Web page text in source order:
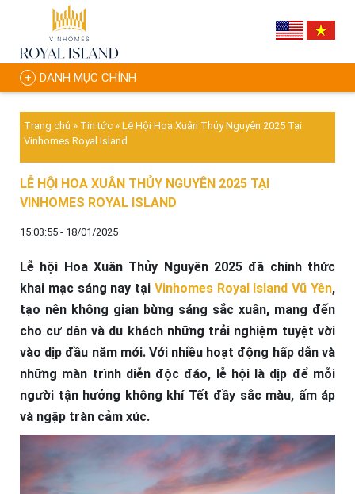
DANH MỤC CHÍNH
Trang chủ » Tin tức » Lễ Hội Hoa Xuân Thủy Nguyên 2025 Tại
Vinhomes Royal Island
LỄ HỘI HOA XUÂN THỦY NGUYÊN 2025 TẠI
VINHOMES ROYAL ISLAND
15:03:55 - 18/01/2025
Lễ hội Hoa Xuân Thủy Nguyên 2025 đã chính thức
khai mạc sáng nay tại Vinhomes Royal Island Vũ Yên,
tạo nên không gian bừng sáng sắc xuân, mang đến
cho cư dân và du khách những trải nghiệm tuyệt vời
vào dịp đầu năm mới. Với nhiều hoạt động hấp dẫn và
những màn trình diễn độc đáo, lễ hội là dịp để mỗi
người tận hưởng không khí Tết đầy sắc màu, ấm áp
và ngập tràn cảm xúc.